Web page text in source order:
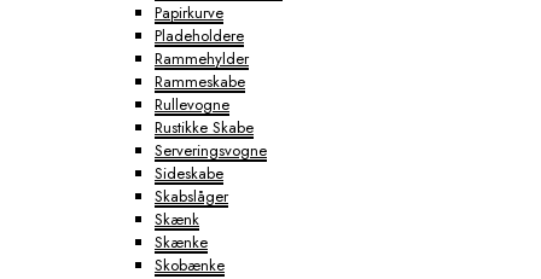
Papirkurve
Pladeholdere
Rammehylder
Rammeskabe
Rullevogne
Rustikke Skabe
Serveringsvogne
Sideskabe
Skabslåger
Skænk
Skænke
Skobænke